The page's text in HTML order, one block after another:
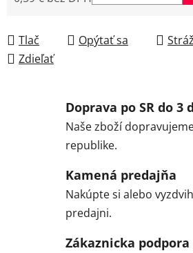
Tlač Opýtať sa
Zdieľať
Doprava po SR do 3
Naše zboží
republike.
Kamená predajňa
Nakúpte si alebo
predajni.
Zákaznicka podpora